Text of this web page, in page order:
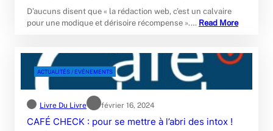
D’aucuns disent que « la rédaction web, c’est un calvaire
pour une modique et dérisoire récompense ».… Read More
ACTUALITÉS / EVÉNEMENTS
Livre Du Livre février 16, 2024
CAFÉ CHECK : pour se mettre à l’abri des intox !